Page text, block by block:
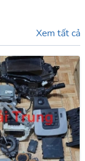
Xem tất cả